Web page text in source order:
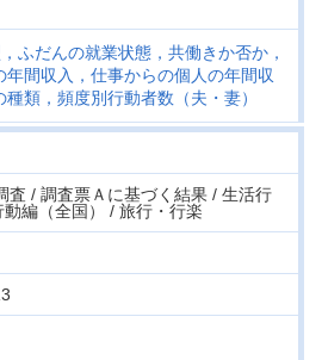
ふだんの就業状態，共働きか否か，
年間収入，仕事からの個人の年間収
類，頻度別行動者数（夫・妻）
査 / 調査票Ａに基づく結果 / 生活行
編（全国） / 旅行・行楽